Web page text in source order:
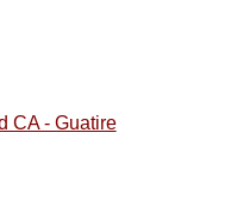
CA - Guatire